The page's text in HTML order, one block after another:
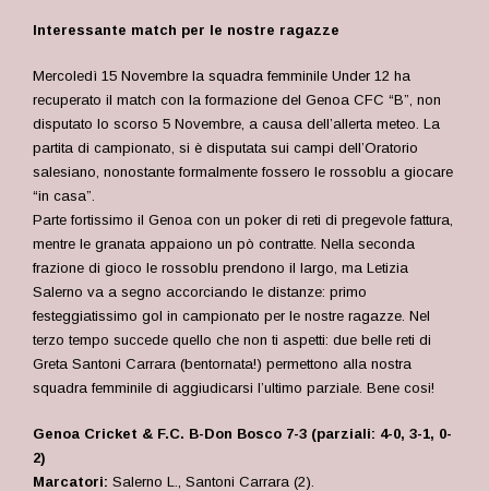
Interessante match per le nostre ragazze
Mercoledì 15 Novembre la squadra femminile Under 12 ha
recuperato il match con la formazione del Genoa CFC “B”, non
disputato lo scorso 5 Novembre, a causa dell’allerta meteo. La
partita di campionato, si è disputata sui campi dell’Oratorio
salesiano, nonostante formalmente fossero le rossoblu a giocare
“in casa”.
Parte fortissimo il Genoa con un poker di reti di pregevole fattura,
mentre le granata appaiono un pò contratte. Nella seconda
frazione di gioco le rossoblu prendono il largo, ma Letizia
Salerno va a segno accorciando le distanze: primo
festeggiatissimo gol in campionato per le nostre ragazze. Nel
terzo tempo succede quello che non ti aspetti: due belle reti di
Greta Santoni Carrara (bentornata!) permettono alla nostra
squadra femminile di aggiudicarsi l’ultimo parziale. Bene cosi!
Genoa Cricket & F.C. B-Don Bosco 7-3 (parziali: 4-0, 3-1, 0-
2)
Marcatori: Salerno L., Santoni Carrara (2).